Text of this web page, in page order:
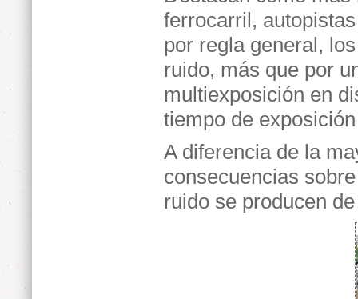
ferrocarril,
por regla general,
ruido, más que por
multiexposición en
tiempo de
A diferencia de la
consecuencias
ruido se producen